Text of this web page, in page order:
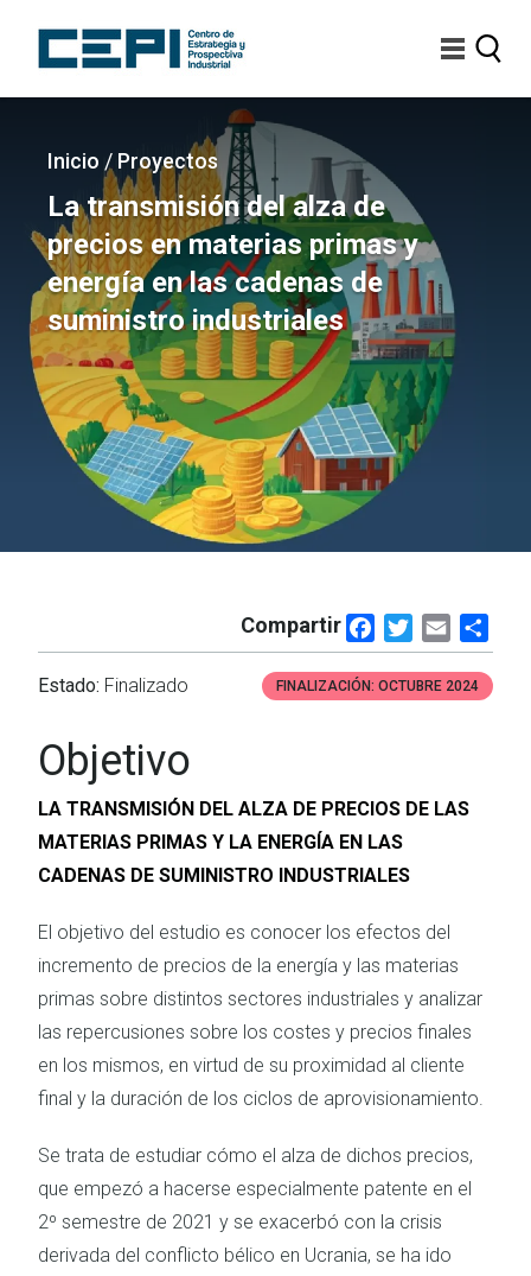
contenido
principal
Sobrescribir
enlaces
de
ayuda
a
la
navegación
Inicio / Proyectos
La transmisión del alza de
precios en materias primas y
energía en las cadenas de
suministro industriales
Compartir FacebookTwitterEmail
Estado: Finalizado FINALIZACIÓN: OCTUBRE 2024
Objetivo
LA TRANSMISIÓN DEL ALZA DE PRECIOS DE LAS
MATERIAS PRIMAS Y LA ENERGÍA EN LAS
CADENAS DE SUMINISTRO INDUSTRIALES
El objetivo del estudio es conocer los efectos del
incremento de precios de la energía y las materias
primas sobre distintos sectores industriales y analizar
las repercusiones sobre los costes y precios finales
en los mismos, en virtud de su proximidad al cliente
final y la duración de los ciclos de aprovisionamiento.
Se trata de estudiar cómo el alza de dichos precios,
que empezó a hacerse especialmente patente en el
2º semestre de 2021 y se exacerbó con la crisis
derivada del conflicto bélico en Ucrania, se ha ido